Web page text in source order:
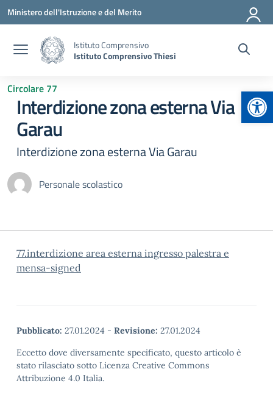
Vai ai contenuti
Vai al menu di navigazione
Vai al footer
Ministero dell'Istruzione e del Merito
Istituto Comprensivo
Istituto Comprensivo Thiesi
Circolare 77
Interdizione zona esterna Via
Garau
Interdizione zona esterna Via Garau
Personale scolastico
77.interdizione area esterna ingresso palestra e
mensa-signed
Pubblicato: 27.01.2024 - Revisione: 27.01.2024
Eccetto dove diversamente specificato, questo articolo è
stato rilasciato sotto Licenza Creative Commons
Attribuzione 4.0 Italia.